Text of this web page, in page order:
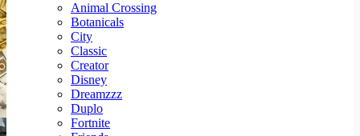
Animal Crossing
Botanicals
City
Classic
Creator
Disney
Dreamzzz
Duplo
Fortnite